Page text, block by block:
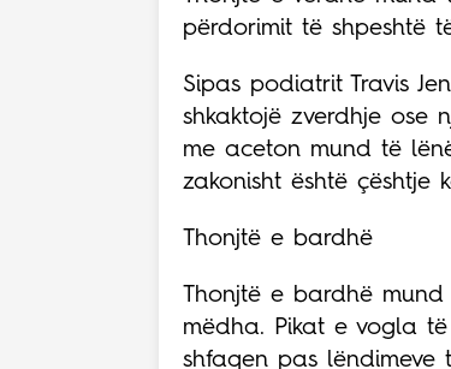
përdorimit të shpeshtë
Sipas podiatrit Travis
shkaktojë zverdhje ose
me aceton mund të
zakonisht është çështje
Thonjtë e bardhë
Thonjtë e bardhë
mëdha. Pikat e vogla
shfaqen pas